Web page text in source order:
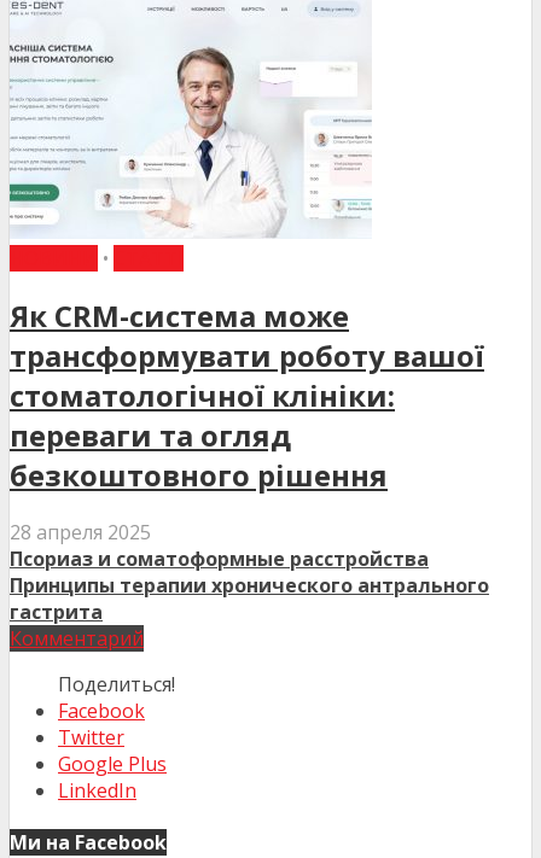
•
Як CRM-система може
трансформувати роботу вашої
стоматологічної клініки:
переваги та огляд
безкоштовного рішення
28 апреля 2025
Псориаз и соматоформные расстройства
Принципы терапии хронического антрального
гастрита
Комментарий
Поделиться!
Facebook
Twitter
Google Plus
LinkedIn
Ми на Facebook